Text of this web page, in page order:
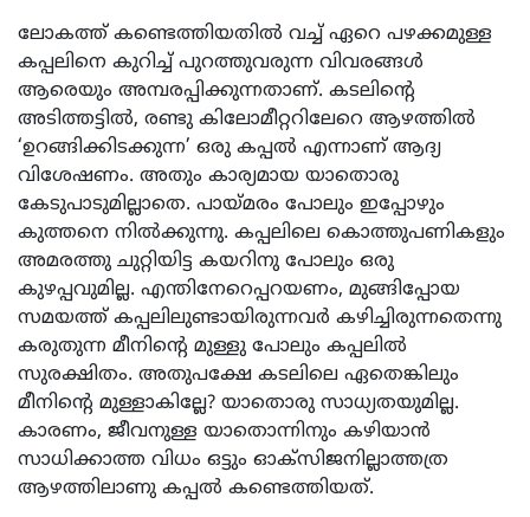
ലോകത്ത് കണ്ടെത്തിയതിൽ വച്ച് ഏറെ പഴക്കമുള്ള
കപ്പലിനെ കുറിച്ച് പുറത്തുവരുന്ന വിവരങ്ങൾ
ആരെയും അമ്പരപ്പിക്കുന്നതാണ്. കടലിന്റെ
അടിത്തട്ടില്‍, രണ്ടു കിലോമീറ്ററിലേറെ ആഴത്തിൽ
‘ഉറങ്ങിക്കിടക്കുന്ന’ ഒരു കപ്പൽ എന്നാണ് ആദ്യ
വിശേഷണം. അതും കാര്യമായ യാതൊരു
കേടുപാടുമില്ലാതെ. പായ്മരം പോലും ഇപ്പോഴും
കുത്തനെ നിൽക്കുന്നു. കപ്പലിലെ കൊത്തുപണികളും
അമരത്തു ചുറ്റിയിട്ട കയറിനു പോലും ഒരു
കുഴപ്പവുമില്ല. എന്തിനേറെപ്പറയണം, മുങ്ങിപ്പോയ
സമയത്ത് കപ്പലിലുണ്ടായിരുന്നവർ കഴിച്ചിരുന്നതെന്നു
കരുതുന്ന മീനിന്റെ മുള്ളു പോലും കപ്പലിൽ
സുരക്ഷിതം. അതുപക്ഷേ കടലിലെ ഏതെങ്കിലും
മീനിന്റെ മുള്ളാകില്ലേ? യാതൊരു സാധ്യതയുമില്ല.
കാരണം, ജീവനുള്ള യാതൊന്നിനും കഴിയാൻ
സാധിക്കാത്ത വിധം ഒട്ടും ഓക്സിജനില്ലാത്തത്ര
ആഴത്തിലാണു കപ്പൽ കണ്ടെത്തിയത്.